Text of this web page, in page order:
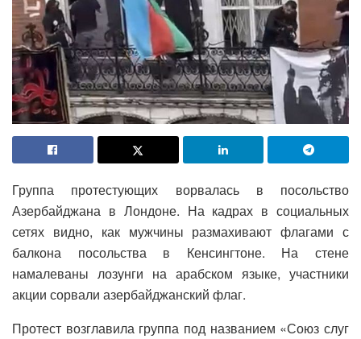
Группа протестующих ворвалась в посольство
Азербайджана в Лондоне. На кадрах в социальных
сетях видно, как мужчины размахивают флагами с
балкона посольства в Кенсингтоне. На стене
намалеваны лозунги на арабском языке, участники
акции сорвали азербайджанский флаг.
Протест возглавила группа под названием «Союз слуг